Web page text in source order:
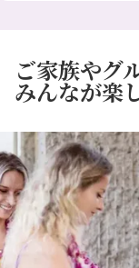
ご家族やグ
みんなが楽